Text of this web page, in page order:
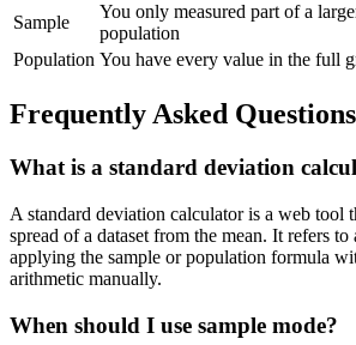
Sample
You only measured part of a
population
Population You have every value in the full
Frequently Asked Questions
What is a standard deviation
A standard deviation calculator is a web tool
spread of a dataset from the mean. It refers
applying the sample or population formula
arithmetic manually.
When should I use sample mode?